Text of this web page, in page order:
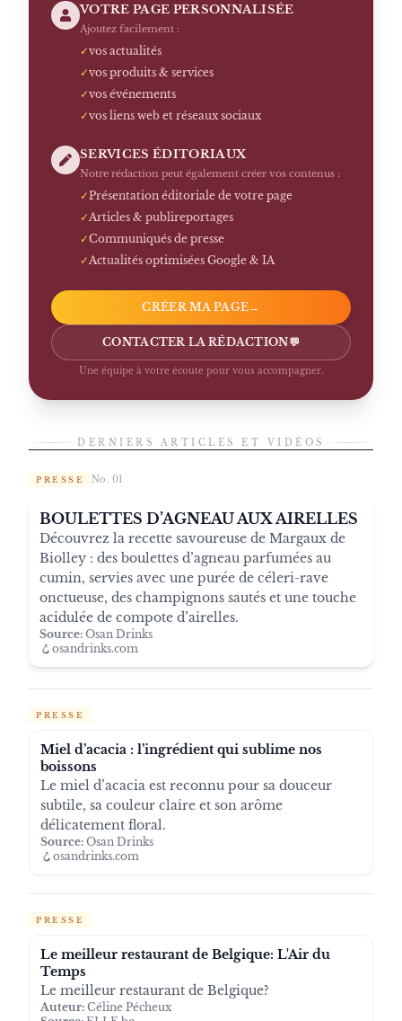
VOTRE PAGE PERSONNALISÉE
Ajoutez facilement :
✓vos actualités
✓vos produits & services
✓vos événements
✓vos liens web et réseaux sociaux
SERVICES ÉDITORIAUX
Notre rédaction peut également créer vos contenus :
✓Présentation éditoriale de votre page
✓ Articles & publireportages
✓Communiqués de presse
✓ Actualités optimisées Google & IA
CRÉER MA PAGE→
CONTACTER LA RÉDACTION💬
Une équipe à votre écoute pour vous accompagner.
DERNIERS ARTICLES ET VIDÉOS
PRESSE No. 01
BOULETTES D’AGNEAU AUX AIRELLES
Découvrez la recette savoureuse de Margaux de
Biolley : des boulettes d’agneau parfumées au
cumin, servies avec une purée de céleri-rave
onctueuse, des champignons sautés et une touche
acidulée de compote d’airelles.
Source: Osan Drinks
osandrinks.com
PRESSE
Miel d’acacia : l’ingrédient qui sublime nos
boissons
Le miel d’acacia est reconnu pour sa douceur
subtile, sa couleur claire et son arôme
délicatement floral.
Source: Osan Drinks
osandrinks.com
PRESSE
Le meilleur restaurant de Belgique: L'Air du
Temps
Le meilleur restaurant de Belgique?
Auteur: Céline Pécheux